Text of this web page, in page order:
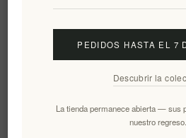
Suscribirse Desuscribirse
PEDIDOS HASTA EL 7
Descubrir la
La tienda permanece abierta — sus
nuestro regreso.